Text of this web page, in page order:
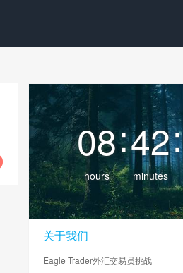
08
hours
:42
minutes
:
关于我们
Eagle Trader外汇交易员挑战